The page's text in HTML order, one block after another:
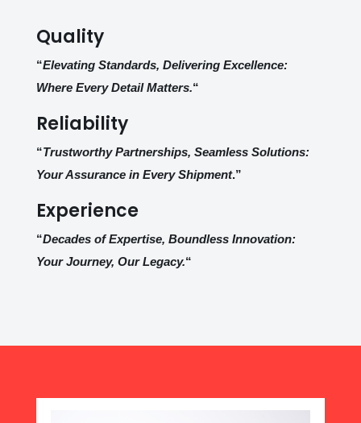
Quality
“Elevating Standards, Delivering Excellence:
Where Every Detail Matters.“
Reliability
“Trustworthy Partnerships, Seamless Solutions:
Your Assurance in Every Shipment.”
Experience
“Decades of Expertise, Boundless Innovation:
Your Journey, Our Legacy.“